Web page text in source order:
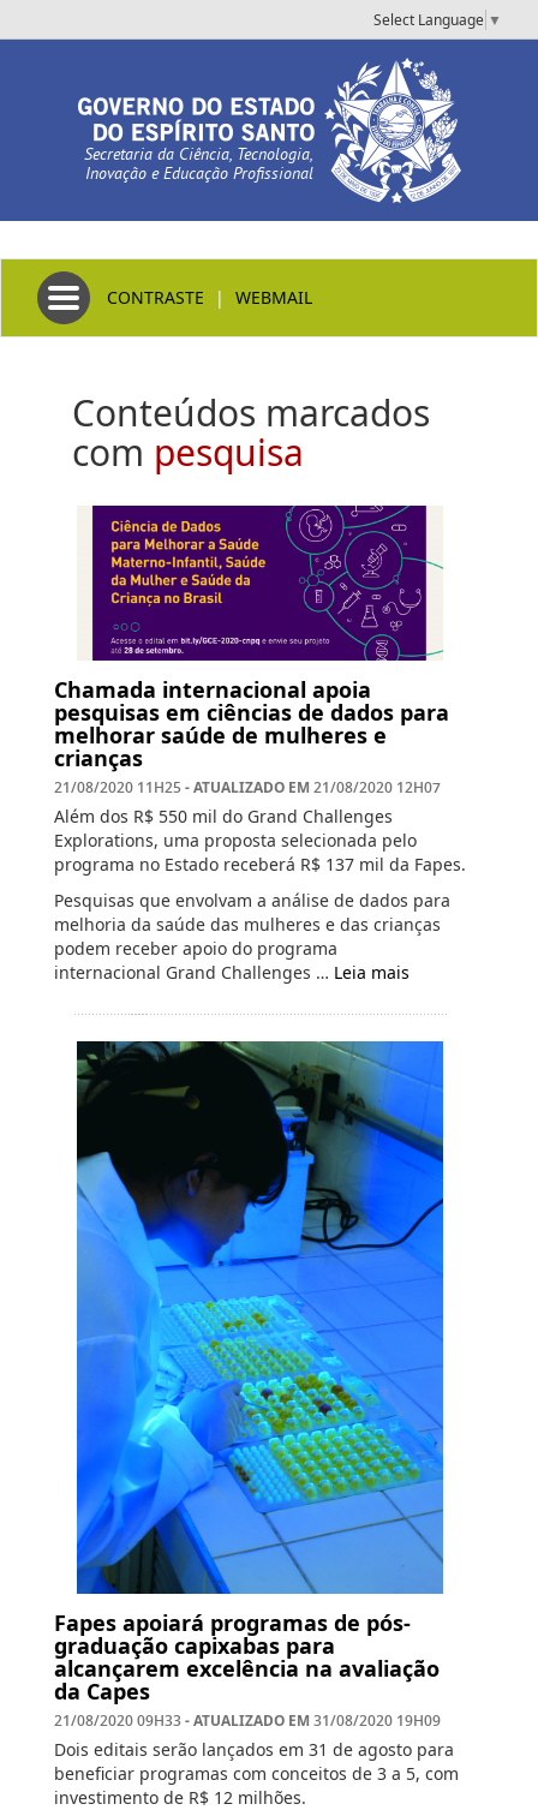
Select Language ▼
Secretaria da Ciência, Tecnologia,
Inovação e Educação Profissional
Toggle navigation
CONTRASTE | WEBMAIL
Conteúdos marcados
com pesquisa
Chamada internacional apoia
pesquisas em ciências de dados para
melhorar saúde de mulheres e
crianças
21/08/2020 11H25- ATUALIZADO EM 21/08/2020 12H07
Além dos R$ 550 mil do Grand Challenges
Explorations, uma proposta selecionada pelo
programa no Estado receberá R$ 137 mil da Fapes.
Pesquisas que envolvam a análise de dados para
melhoria da saúde das mulheres e das crianças
podem receber apoio do programa
internacional Grand Challenges … Leia mais
Fapes apoiará programas de pós-
graduação capixabas para
alcançarem excelência na avaliação
da Capes
21/08/2020 09H33- ATUALIZADO EM 31/08/2020 19H09
Dois editais serão lançados em 31 de agosto para
beneficiar programas com conceitos de 3 a 5, com
investimento de R$ 12 milhões.